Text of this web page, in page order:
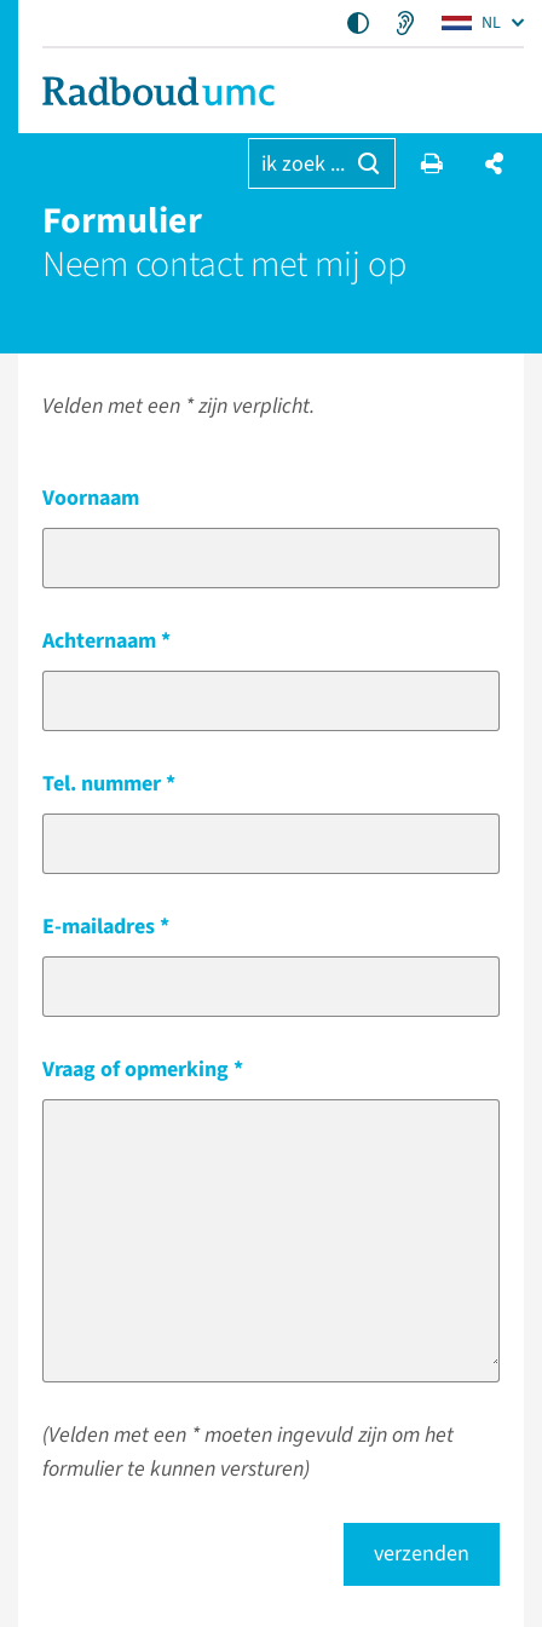
NL
ik zoek ...
Formulier
Neem contact met mij op
Velden met een * zijn verplicht.
Voornaam
Achternaam
Tel. nummer
E-mailadres
Vraag of opmerking
(Velden met een * moeten ingevuld zijn om het
formulier te kunnen versturen)
verzenden